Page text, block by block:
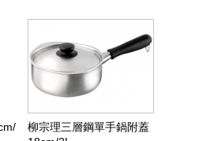
柳宗理三層鋼單手鍋附蓋